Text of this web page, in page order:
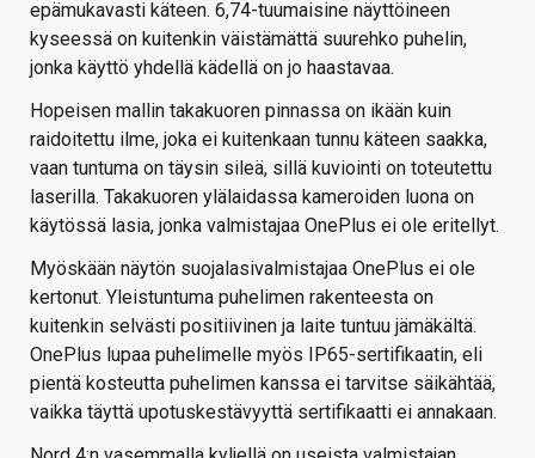
epämukavasti käteen. 6,74-tuumaisine näyttöineen
kyseessä on kuitenkin väistämättä suurehko puhelin,
jonka käyttö yhdellä kädellä on jo haastavaa.
Hopeisen mallin takakuoren pinnassa on ikään kuin
raidoitettu ilme, joka ei kuitenkaan tunnu käteen saakka,
vaan tuntuma on täysin sileä, sillä kuviointi on toteutettu
laserilla. Takakuoren ylälaidassa kameroiden luona on
käytössä lasia, jonka valmistajaa OnePlus ei ole eritellyt.
Myöskään näytön suojalasivalmistajaa OnePlus ei ole
kertonut. Yleistuntuma puhelimen rakenteesta on
kuitenkin selvästi positiivinen ja laite tuntuu jämäkältä.
OnePlus lupaa puhelimelle myös IP65-sertifikaatin, eli
pientä kosteutta puhelimen kanssa ei tarvitse säikähtää,
vaikka täyttä upotuskestävyyttä sertifikaatti ei annakaan.